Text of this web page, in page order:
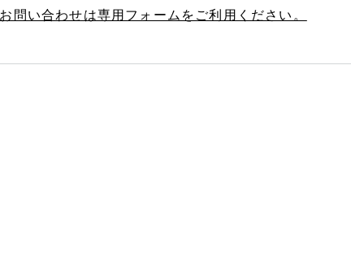
問い合わせは専用フォームをご利用ください。